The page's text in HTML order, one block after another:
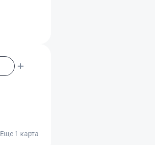
Еще 1 карта